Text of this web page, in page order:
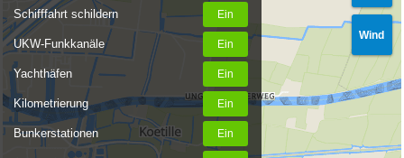
Schifffahrt schildern
UKW-Funkkanäle
Yachthäfen
Kilometrierung
Bunkerstationen
Wind